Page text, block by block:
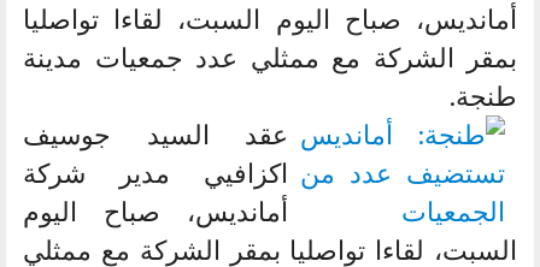
أمانديس، صباح اليوم السبت، لقاءا تواصليا
بمقر الشركة مع ممثلي عدد جمعيات مدينة
طنجة.
عقد السيد جوسيف
اكزافيي مدير شركة
أمانديس، صباح اليوم
السبت، لقاءا تواصليا بمقر الشركة مع ممثلي